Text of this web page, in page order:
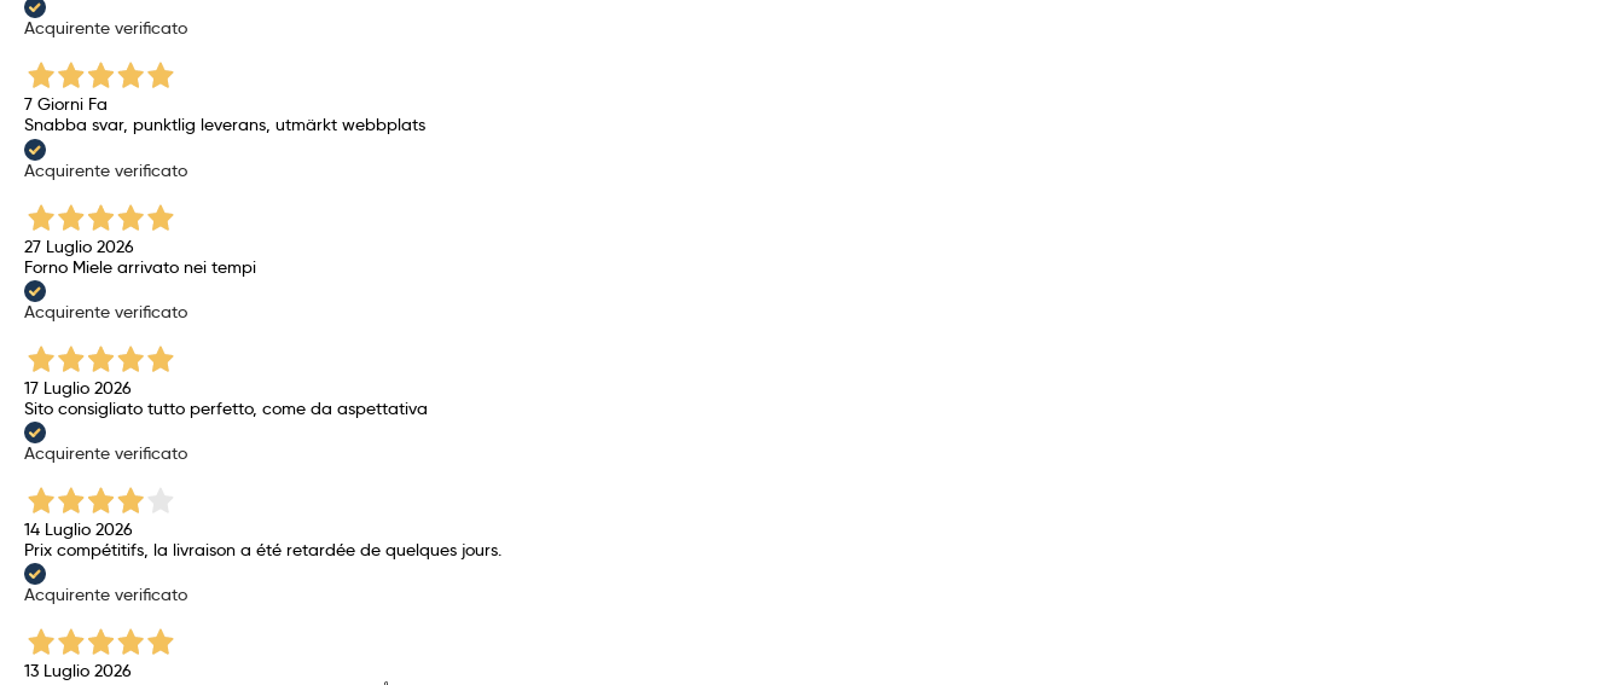
Acquirente verificato
7 Giorni Fa
Snabba svar, punktlig leverans, utmärkt webbplats
Acquirente verificato
27 Luglio 2026
Forno Miele arrivato nei tempi
Acquirente verificato
17 Luglio 2026
Sito consigliato tutto perfetto, come da aspettativa
Acquirente verificato
14 Luglio 2026
Prix ​​compétitifs, la livraison a été retardée de quelques jours.
Acquirente verificato
13 Luglio 2026